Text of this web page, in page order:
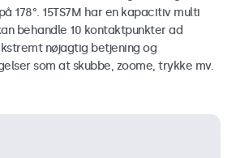
178°. 15TS7M har en kapacitiv multi
behandle 10 kontaktpunkter ad
nøjagtig betjening og
som at skubbe, zoome, trykke mv.